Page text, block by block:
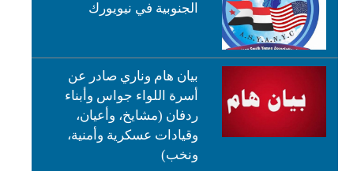
الجنوبية في نيويورك
بيان هام وناري صادر عن
أسرة اللواء جواس وأبناء
ردفان (مشايخ، وأعيان،
وقيادات عسكرية وأمنية،
ونخب)